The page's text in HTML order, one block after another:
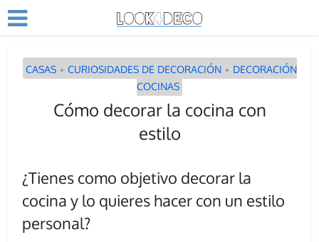
CASAS • CURIOSIDADES DE DECORACIÓN • DECORACIÓN
COCINAS
Cómo decorar la cocina con
estilo
¿Tienes como objetivo decorar la
cocina y lo quieres hacer con un estilo
personal?